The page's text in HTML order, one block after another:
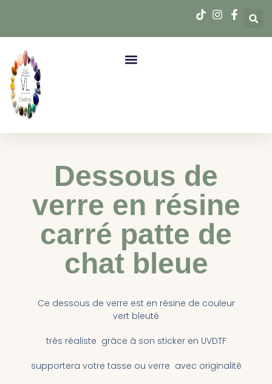
Dessous de
verre en résine
carré patte de
chat bleue
Ce dessous de verre est en résine de couleur
vert bleuté
très réaliste grâce à son sticker en UVDTF
supportera votre tasse ou verre avec originalité